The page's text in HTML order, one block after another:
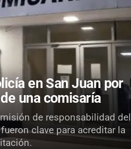
en San Juan por
una comisaría
de responsabilidad del
clave para acreditar la